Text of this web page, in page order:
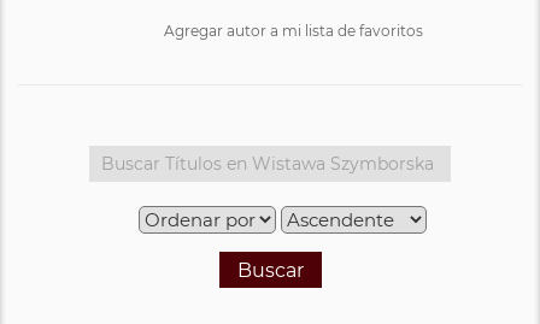
Agregar autor a mi lista de favoritos
Buscar